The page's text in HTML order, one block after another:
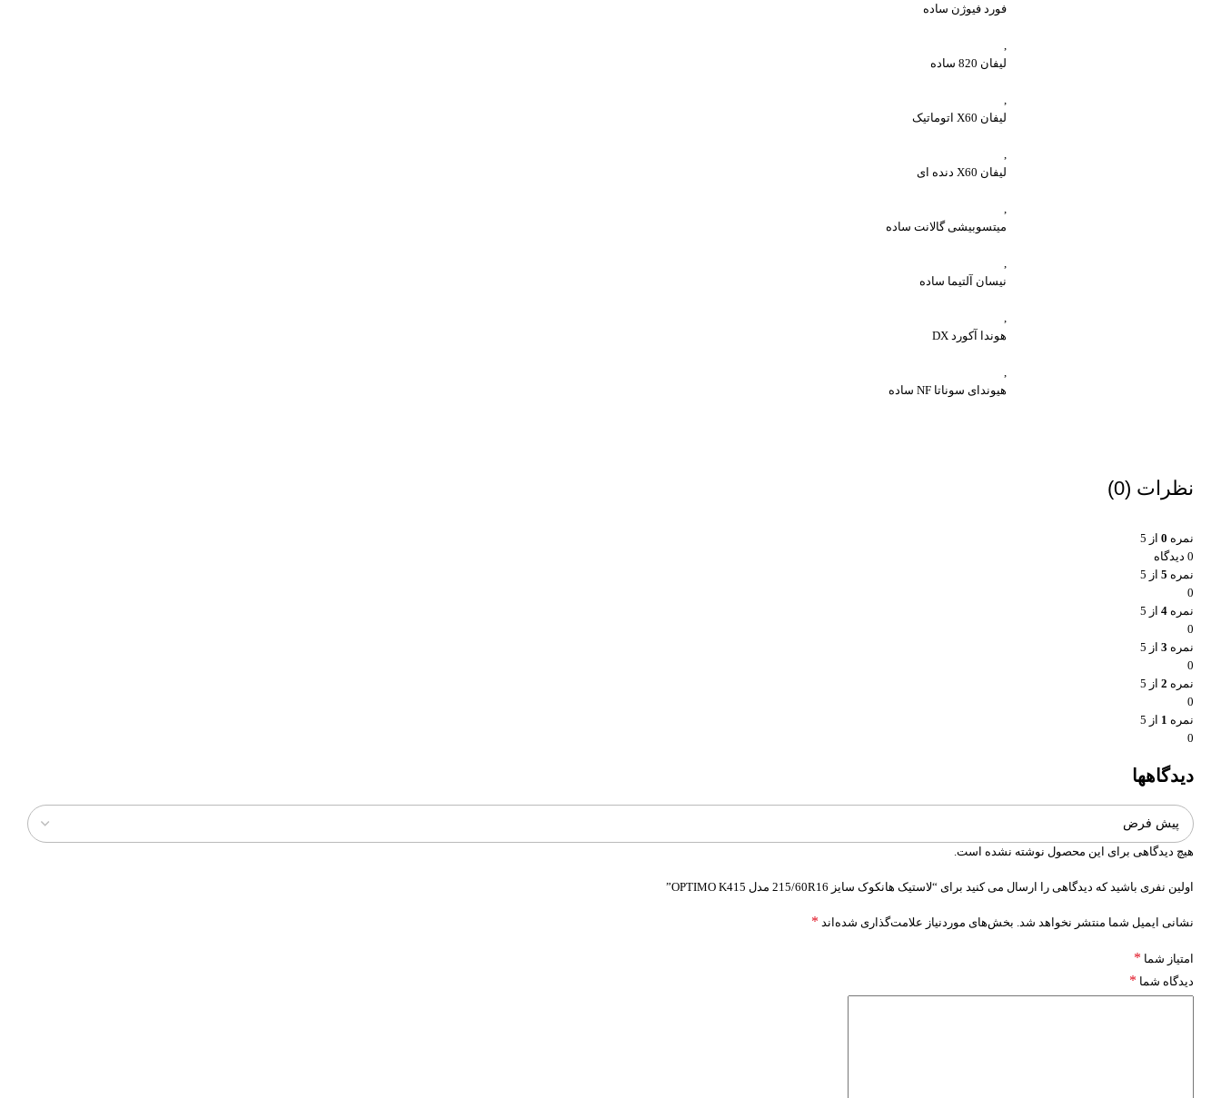
فورد فیوژن ساده
,
لیفان 820 ساده
,
لیفان X60 اتوماتیک
,
لیفان X60 دنده ای
,
میتسوبیشی گالانت ساده
,
نیسان آلتیما ساده
,
هوندا آکورد DX
,
هیوندای سوناتا NF ساده
نظرات (0)
نمره 0 از 5
0 دیدگاه
نمره 5 از 5
0
نمره 4 از 5
0
نمره 3 از 5
0
نمره 2 از 5
0
نمره 1 از 5
0
دیدگاهها
هیچ دیدگاهی برای این محصول نوشته نشده است.
اولین نفری باشید که دیدگاهی را ارسال می کنید برای “لاستیک هانکوک سایز 215/60R16 مدل OPTIMO K415”
نشانی ایمیل شما منتشر نخواهد شد. بخش‌های موردنیاز علامت‌گذاری شده‌اند *
امتیاز شما *
دیدگاه شما *